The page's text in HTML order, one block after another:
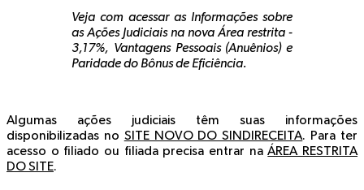
Veja com acessar as Informações sobre
as Ações Judiciais na nova Área restrita -
3,17%, Vantagens Pessoais (Anuênios) e
Paridade do Bônus de Eficiência.
Algumas ações judiciais têm suas informações
disponibilizadas no SITE NOVO DO SINDIRECEITA. Para ter
acesso o filiado ou filiada precisa entrar naÁREA RESTRITA
DO SITE.